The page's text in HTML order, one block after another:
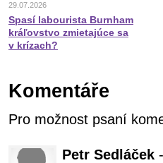
29.07.2026
Spasí labourista Burnham
kráľovstvo zmietajúce sa
v krízach?
Komentáře
Pro možnost psaní
Petr Sedláček